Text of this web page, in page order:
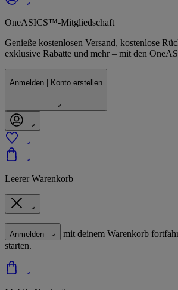
OneASICS™-Mitgliedschaft
Genieße kostenlosen Versand, kostenlose
exklusive Rabatte und mehr – mit den
Anmelden | Konto erstellen
Leerer Warenkorb
Anmelden
mit deinem Warenkorb
starten.